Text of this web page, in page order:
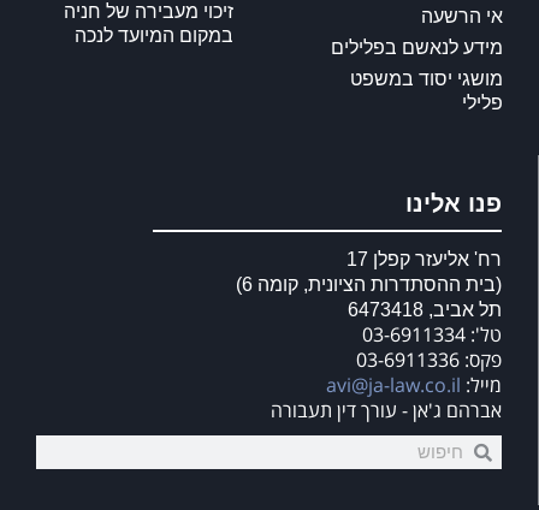
אי הרשעה
מידע לנאשם בפלילים
מושגי יסוד במשפט
פלילי
זיכוי מעבירה של חניה
במקום המיועד לנכה
פנו אלינו
רח' אליעזר קפלן 17
(בית ההסתדרות הציונית, קומה 6)
תל אביב, 6473418
טל': 03-6911334
פקס: 03-6911336
מייל: avi@ja-law.co.il
אברהם ג'אן - עורך דין תעבורה